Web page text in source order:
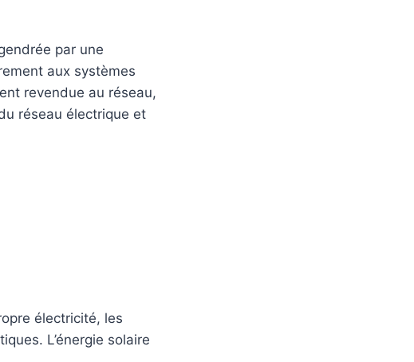
par une
aux systèmes
revendue au réseau,
réseau électrique et
électricité, les
L’énergie solaire